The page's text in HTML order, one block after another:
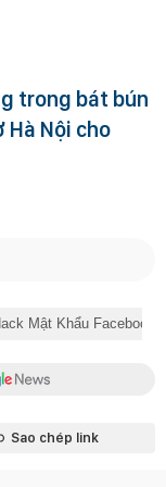
trong bát bún
Hà Nội cho
Mật Khẩu Facebook
Sao chép link